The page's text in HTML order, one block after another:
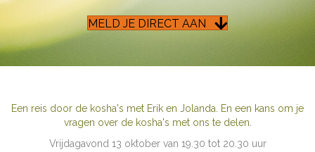
MELD JE DIRECT AAN
Een reis door de kosha's met Erik en Jolanda. En een kans om je
vragen over de kosha's met ons te delen.
Vrijdagavond 13 oktober van 19.30 tot 20.30 uur